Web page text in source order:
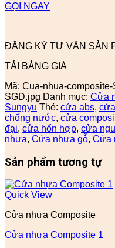
GỌI NGAY
ĐĂNG KÝ TƯ VẤN SẢN
TẢI BẢNG GIÁ
Mã: Cua-nhua-
SGD.jpg Danh mục: Cửa
Sungyu Thẻ: cửa abs,
chống nước, cửa
đại, cửa hổn hợp, cửa
nhựa, Cửa nhựa gỗ, Cửa
Sản phẩm tương tự
Quick View
Cửa nhựa Composite
Cửa nhựa Composite 1